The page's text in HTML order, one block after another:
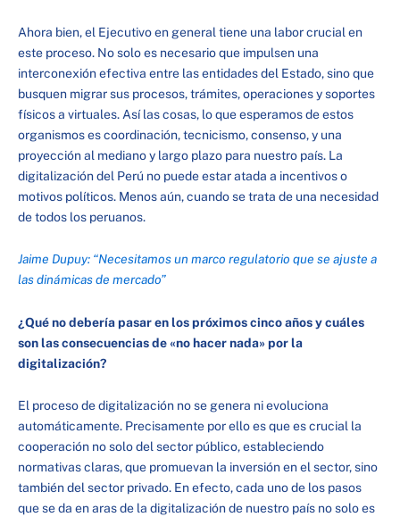
Ahora bien, el Ejecutivo en general tiene una labor crucial en
este proceso. No solo es necesario que impulsen una
interconexión efectiva entre las entidades del Estado, sino que
busquen migrar sus procesos, trámites, operaciones y soportes
físicos a virtuales. Así las cosas, lo que esperamos de estos
organismos es coordinación, tecnicismo, consenso, y una
proyección al mediano y largo plazo para nuestro país. La
digitalización del Perú no puede estar atada a incentivos o
motivos políticos. Menos aún, cuando se trata de una necesidad
de todos los peruanos.
Jaime Dupuy: “Necesitamos un marco regulatorio que se ajuste a
las dinámicas de mercado”
¿Qué no debería pasar en los próximos cinco años y cuáles
son las consecuencias de «no hacer nada» por la
digitalización?
El proceso de digitalización no se genera ni evoluciona
automáticamente. Precisamente por ello es que es crucial la
cooperación no solo del sector público, estableciendo
normativas claras, que promuevan la inversión en el sector, sino
también del sector privado. En efecto, cada uno de los pasos
que se da en aras de la digitalización de nuestro país no solo es